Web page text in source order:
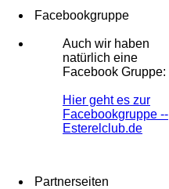
Facebookgruppe
Auch wir haben
natürlich eine
Facebook Gruppe:
Hier geht es zur
Facebookgruppe --
Esterelclub.de
Partnerseiten